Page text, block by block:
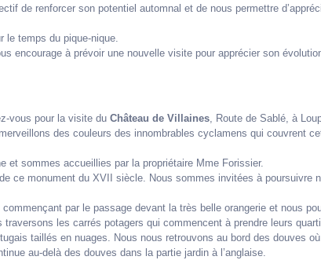
de renforcer son potentiel automnal et de nous permettre
le temps du pique-nique.
encourage à prévoir une nouvelle visite pour apprécier son
vous pour la visite du Château de Villaines, Route de Sablé, à
des couleurs des innombrables cyclamens qui couvrent
et sommes accueillies par la propriétaire Mme Forissier.
ce monument du XVII siècle. Nous sommes invitées à poursuivre
par le passage devant la très belle orangerie et nous
les carrés potagers qui commencent à prendre leurs
taillés en nuages. Nous nous retrouvons au bord des douves
au-delà des douves dans la partie jardin à l’anglaise.